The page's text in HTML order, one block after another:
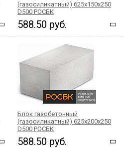
(газосиликатный) 625x150x250
D500 РОСБК
588.50 руб.
Блок газобетонный
(газосиликатный) 625x200x250
D500 РОСБК
588.50 руб.